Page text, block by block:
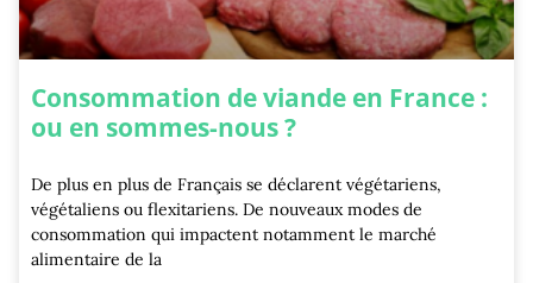
Consommation de viande en France :
ou en sommes-nous ?
De plus en plus de Français se déclarent végétariens,
végétaliens ou flexitariens. De nouveaux modes de
consommation qui impactent notamment le marché
alimentaire de la